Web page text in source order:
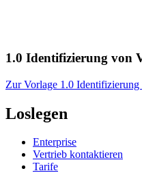
1.0 Identifizierung von
Zur Vorlage 1.0
Loslegen
Enterprise
Vertrieb kontaktieren
Tarife